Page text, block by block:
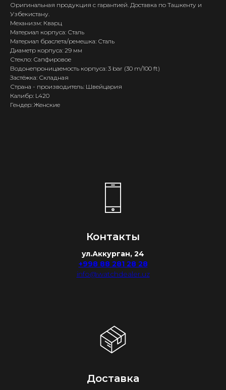
Оригинальная продукция с гарантией. Доставка по Ташкенту и
Узбекистану.
Механизм: Кварц
Материал корпуса: Сталь
Материал браслета/ремешка: Сталь
Диаметр корпуса: 29 мм
Стекло: Сапфировое
Водонепроницаемость корпуса: 3 bar (30 m/100 ft)
Застёжка: Складная
Страна - производитель: Швейцария
Калибр: L420
Гендер: Женские
Контакты
ул.Аккурган, 24
+998 88 281 28 28
info@watchdealer.uz
Доставка